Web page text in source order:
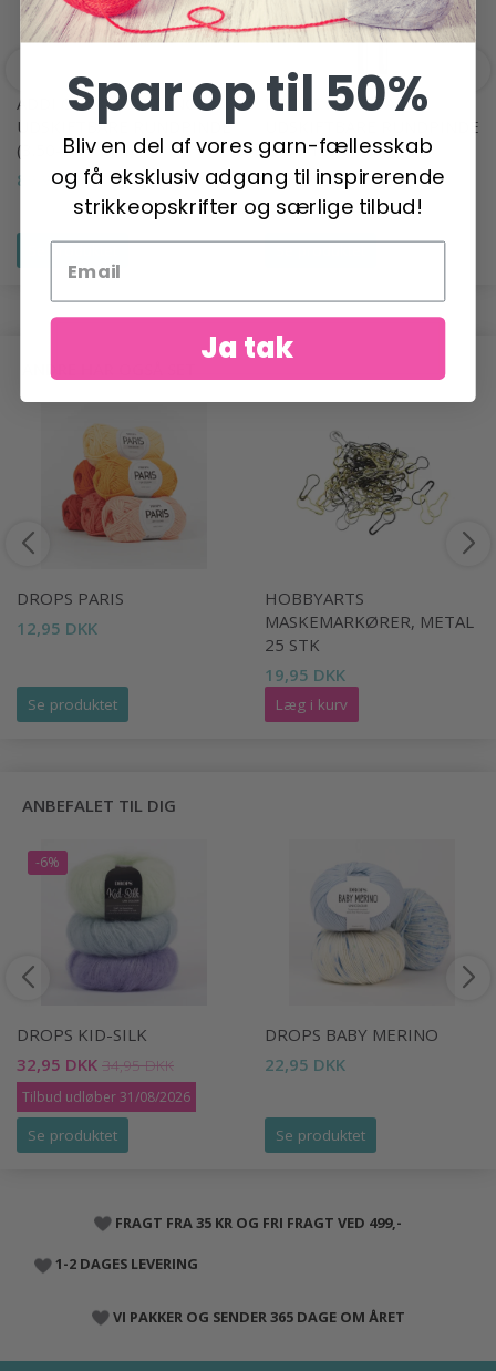
ADDI CLICK LACE LANGE
UDSKIFTBARE RUNDPINDE
(3.50-8.00 MM)
89,95 DKK
DROPS PRO SPARK
UDSKIFTBARE RUNDPINDE
(3.00-15.00 MM)
29,95 DKK
ANDRE HAR OGSÅ SET
DROPS PARIS
12,95 DKK
Se produktet
HOBBYARTS
MASKEMARKØRER, METAL
25 STK
19,95 DKK
Læg i kurv
ANBEFALET TIL DIG
-6%
DROPS KID-SILK
32,95 DKK 34,95 DKK
Tilbud udløber 31/08/2026
Se produktet
DROPS BABY MERINO
22,95 DKK
Se produktet
FRAGT FRA 35 KR OG FRI FRAGT VED 499,-
1-2 DAGES LEVERING
VI PAKKER OG SENDER 365 DAGE OM ÅRET
Spar op til 50%
Bliv en del af vores garn-fællesskab
og få eksklusiv adgang til inspirerende
strikkeopskrifter og særlige tilbud!
Ja tak